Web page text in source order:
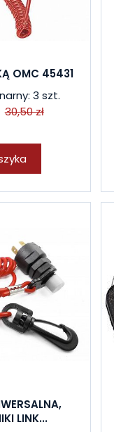
OMC 45431
3 szt.
30,50 zł
LINK...